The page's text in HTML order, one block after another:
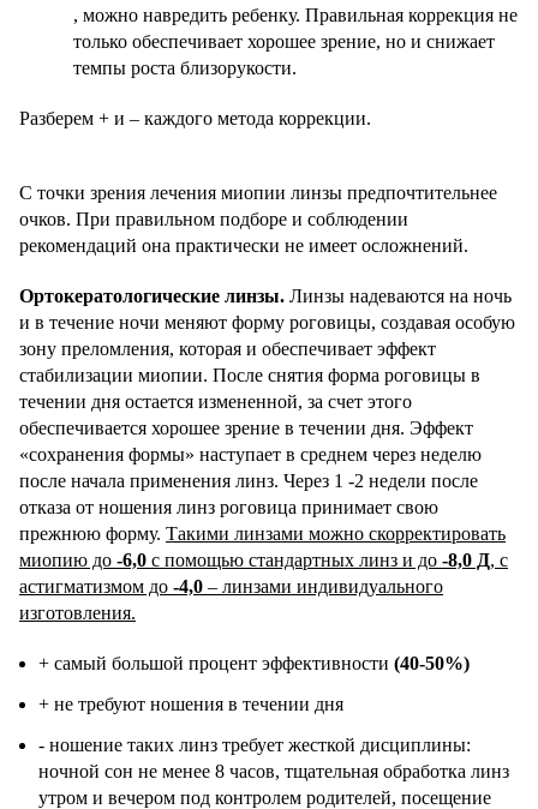
, можно навредить ребенку. Правильная коррекция не
только обеспечивает хорошее зрение, но и снижает
темпы роста близорукости.
Разберем + и – каждого метода коррекции.
С точки зрения лечения миопии линзы предпочтительнее
очков. При правильном подборе и соблюдении
рекомендаций она практически не имеет осложнений.
Ортокератологические линзы. Линзы надеваются на ночь
и в течение ночи меняют форму роговицы, создавая особую
зону преломления, которая и обеспечивает эффект
стабилизации миопии. После снятия форма роговицы в
течении дня остается измененной, за счет этого
обеспечивается хорошее зрение в течении дня. Эффект
«сохранения формы» наступает в среднем через неделю
после начала применения линз. Через 1 -2 недели после
отказа от ношения линз роговица принимает свою
прежнюю форму. Такими линзами можно скорректировать
миопию до -6,0 с помощью стандартных линз и до -8,0 Д, с
астигматизмом до -4,0 – линзами индивидуального
изготовления.
+ самый большой процент эффективности (40-50%)
+ не требуют ношения в течении дня
- ношение таких линз требует жесткой дисциплины:
ночной сон не менее 8 часов, тщательная обработка линз
утром и вечером под контролем родителей, посещение